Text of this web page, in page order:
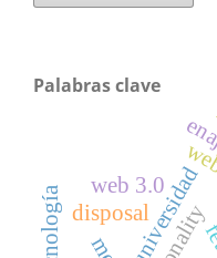
Palabras clave
universidad
disposal
web 3.0